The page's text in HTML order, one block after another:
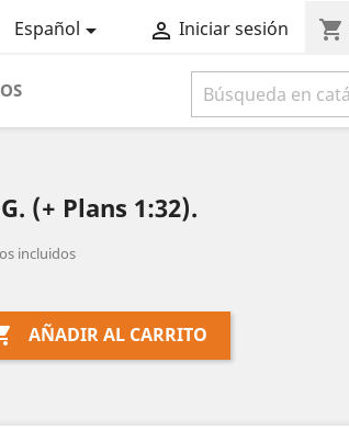
Español  Iniciar sesión shopping_cart
(+ Plans 1:32).
incluidos
AÑADIR AL CARRITO